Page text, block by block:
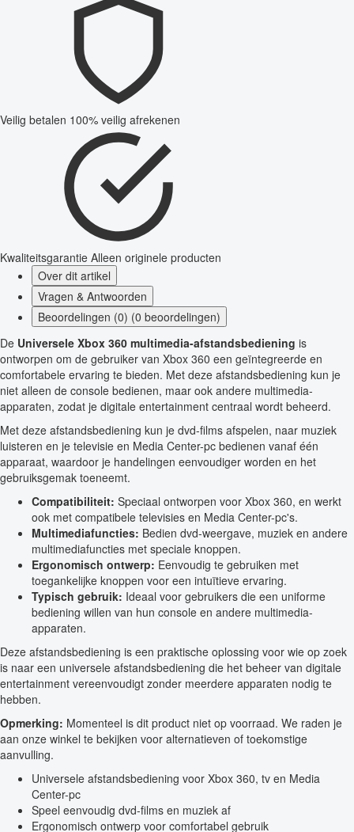
Veilig betalen 100% veilig afrekenen
Kwaliteitsgarantie Alleen originele producten
Over dit artikel
Vragen & Antwoorden
Beoordelingen (0) (0 beoordelingen)
De Universele Xbox 360 multimedia-afstandsbediening is
ontworpen om de gebruiker van Xbox 360 een geïntegreerde en
comfortabele ervaring te bieden. Met deze afstandsbediening kun je
niet alleen de console bedienen, maar ook andere multimedia-
apparaten, zodat je digitale entertainment centraal wordt beheerd.
Met deze afstandsbediening kun je dvd-films afspelen, naar muziek
luisteren en je televisie en Media Center-pc bedienen vanaf één
apparaat, waardoor je handelingen eenvoudiger worden en het
gebruiksgemak toeneemt.
Compatibiliteit: Speciaal ontworpen voor Xbox 360, en werkt
ook met compatibele televisies en Media Center-pc's.
Multimediafuncties: Bedien dvd-weergave, muziek en andere
multimediafuncties met speciale knoppen.
Ergonomisch ontwerp: Eenvoudig te gebruiken met
toegankelijke knoppen voor een intuïtieve ervaring.
Typisch gebruik: Ideaal voor gebruikers die een uniforme
bediening willen van hun console en andere multimedia-
apparaten.
Deze afstandsbediening is een praktische oplossing voor wie op zoek
is naar een universele afstandsbediening die het beheer van digitale
entertainment vereenvoudigt zonder meerdere apparaten nodig te
hebben.
Opmerking: Momenteel is dit product niet op voorraad. We raden je
aan onze winkel te bekijken voor alternatieven of toekomstige
aanvulling.
Universele afstandsbediening voor Xbox 360, tv en Media
Center-pc
Speel eenvoudig dvd-films en muziek af
Ergonomisch ontwerp voor comfortabel gebruik